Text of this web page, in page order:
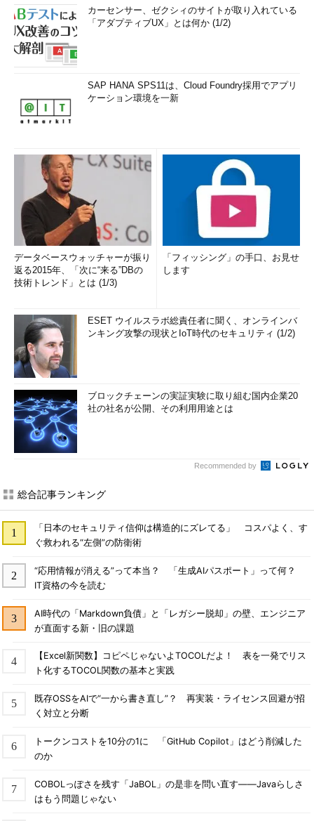
カーセンサー、ゼクシィのサイトが取り入れている
「アダプティブUX」とは何か (1/2)
SAP HANA SPS11は、Cloud Foundry採用でアプリ
ケーション環境を一新
データベースウォッチャーが振り
返る2015年、「次に“来る”DBの
技術トレンド」とは (1/3)
「フィッシング」の手口、お見せ
します
ESET ウイルスラボ総責任者に聞く、オンラインバ
ンキング攻撃の現状とIoT時代のセキュリティ (1/2)
ブロックチェーンの実証実験に取り組む国内企業20
社の社名が公開、その利用用途とは
Recommended by
総合記事ランキング
「日本のセキュリティ信仰は構造的にズレてる」 コスパよく、す
ぐ救われる“左側”の防衛術
“応用情報が消える”って本当？ 「生成AIパスポート」って何？
IT資格の今を読む
AI時代の「Markdown負債」と「レガシー脱却」の壁、エンジニア
が直面する新・旧の課題
【Excel新関数】コピペじゃないよTOCOLだよ！ 表を一発でリス
ト化するTOCOL関数の基本と実践
既存OSSをAIで“一から書き直し”？ 再実装・ライセンス回避が招
く対立と分断
トークンコストを10分の1に 「GitHub Copilot」はどう削減した
のか
COBOLっぽさを残す「JaBOL」の是非を問い直す――Javaらしさ
はもう問題じゃない